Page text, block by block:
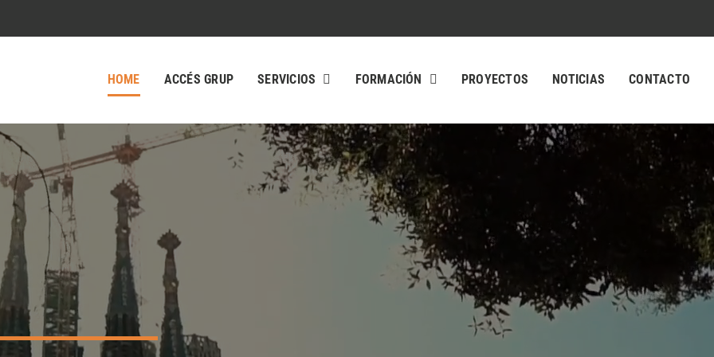
HOME ACCÉS GRUP SERVICIOS FORMACIÓN PROYECTOS NOTICIAS CONTACTO